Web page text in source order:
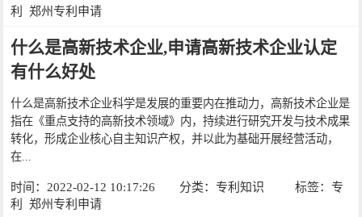
利
郑州专利申请
什么是高新技术企业,申请高新技术企业认定
有什么好处
什么是高新技术企业科学是发展的重要内在推动力，高新技术企业是
指在《重点支持的高新技术领域》内，持续进行研究开发与技术成果
转化，形成企业核心自主知识产权，并以此为基础开展经营活动，
在...
时间：2022-02-12 10:17:26 分类：专利知识 标签： 专
利
郑州专利申请